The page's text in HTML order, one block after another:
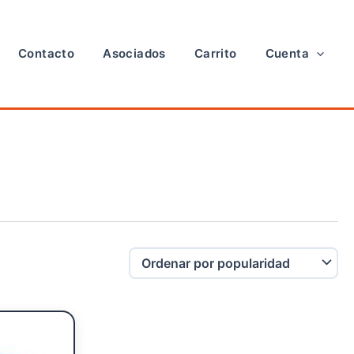
Contacto Asociados Carrito Cuenta